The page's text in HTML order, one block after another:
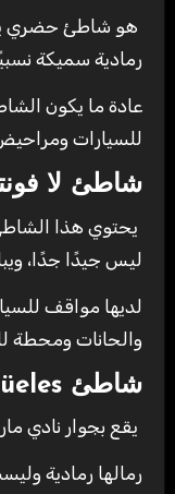
رمادية سميكة
عادة ما يكون
للسيارات
شاطئ لا
يحتوي هذا
ليس جيدًا جدًا، ويبلغ
لديها مواقف
والحانات ومحطة
شاطئ Nagüeles
يقع بجوار نادي
رمالها رمادية